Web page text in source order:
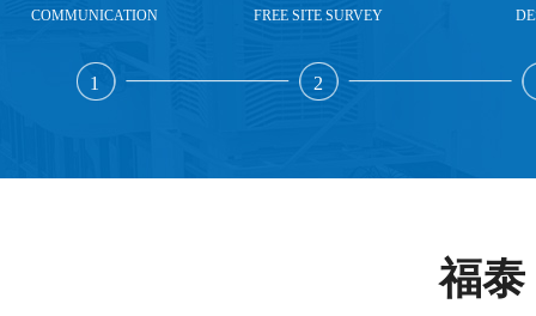
COMMUNICATION
1
FREE SITE SURVEY
2
福泰